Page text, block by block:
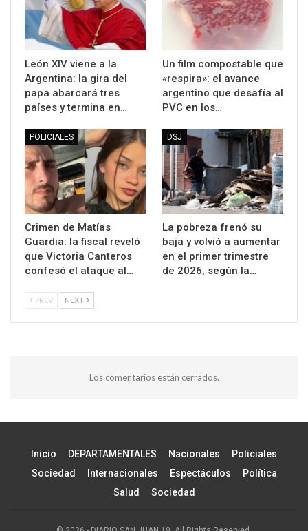
León XIV viene a la
Argentina: la gira del
papa abarcará tres
países y termina en…
Un film compostable que
«respira»: el avance
argentino que desafía al
PVC en los…
POLICIALES
Crimen de Matías
Guardia: la fiscal reveló
que Victoria Canteros
confesó el ataque al…
DSJ
La pobreza frenó su
baja y volvió a aumentar
en el primer trimestre
de 2026, según la…
PREV NEXT
Los comentarios están cerrados.
Inicio DEPARTAMENTALES Nacionales
Policiales
Sociedad
Internacionales Espectáculos
Política
Salud
Sociedad